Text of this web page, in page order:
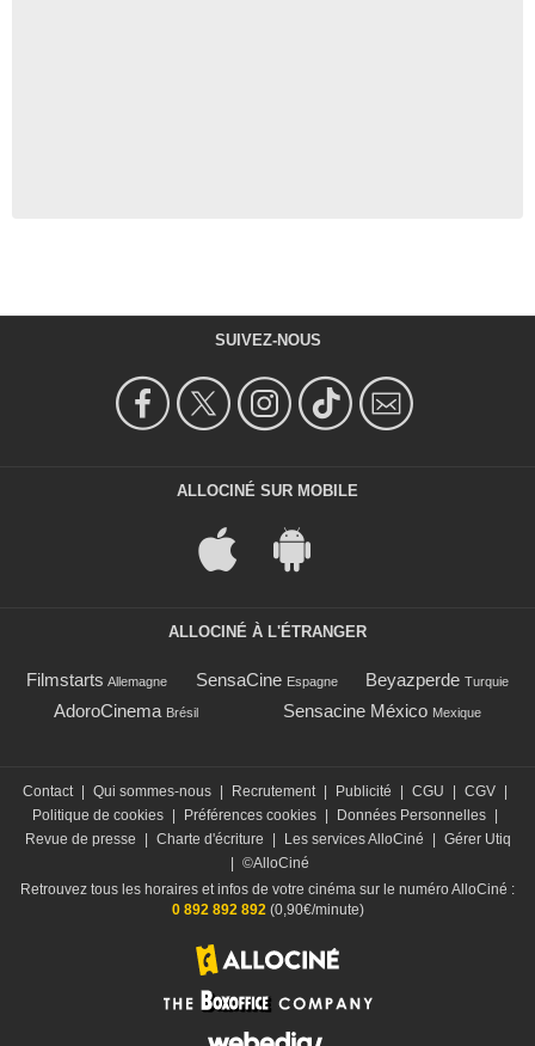
SUIVEZ-NOUS
ALLOCINÉ SUR MOBILE
ALLOCINÉ À L'ÉTRANGER
Filmstarts Allemagne SensaCine Espagne Beyazperde Turquie
AdoroCinema Brésil Sensacine México Mexique
Contact | Qui sommes-nous | Recrutement | Publicité | CGU | CGV |
Politique de cookies | Préférences cookies | Données Personnelles |
Revue de presse
| Charte d'écriture | Les services AlloCiné | Gérer Utiq
| ©AlloCiné
Retrouvez tous les horaires et infos de votre cinéma sur le numéro AlloCiné :
0 892 892 892 (0,90€/minute)